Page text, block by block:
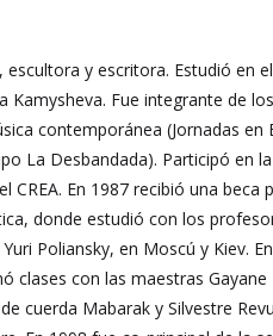
escultora y escritora. Estudió en
Fue integrante de
contemporánea (Jornadas en
La Desbandada). Participó en
CREA. En 1987 recibió una beca
donde estudió con los
Poliansky, en Moscú y Kiev.
clases con las maestras
cuerda Mabarak y Silvestre